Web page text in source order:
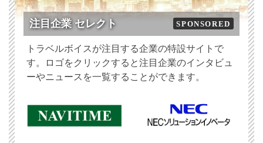
注目企業 セレクト SPONSORED
トラベルボイスが注目する企業の特設サイトで
す。ロゴをクリックすると注目企業のインタビュ
ーやニュースを一覧することができます。